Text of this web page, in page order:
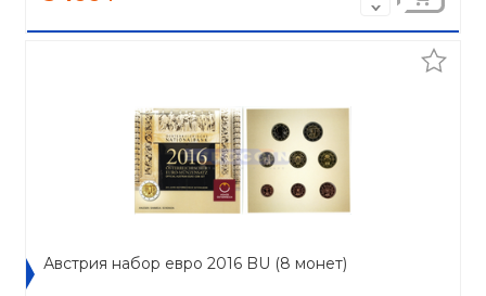
Австрия набор евро 2016 BU (8 монет)